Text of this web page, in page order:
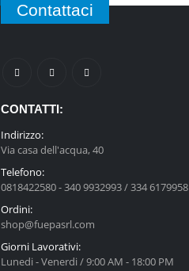
Contattaci
CONTATTI:
Indirizzo:
Via casa dell'acqua, 40
Telefono:
0818422580 - 340 9932993 / 334 6179958
Ordini:
shop@fuepasrl.com
Giorni Lavorativi:
Lunedi - Venerdi / 9:00 AM - 18:00 PM